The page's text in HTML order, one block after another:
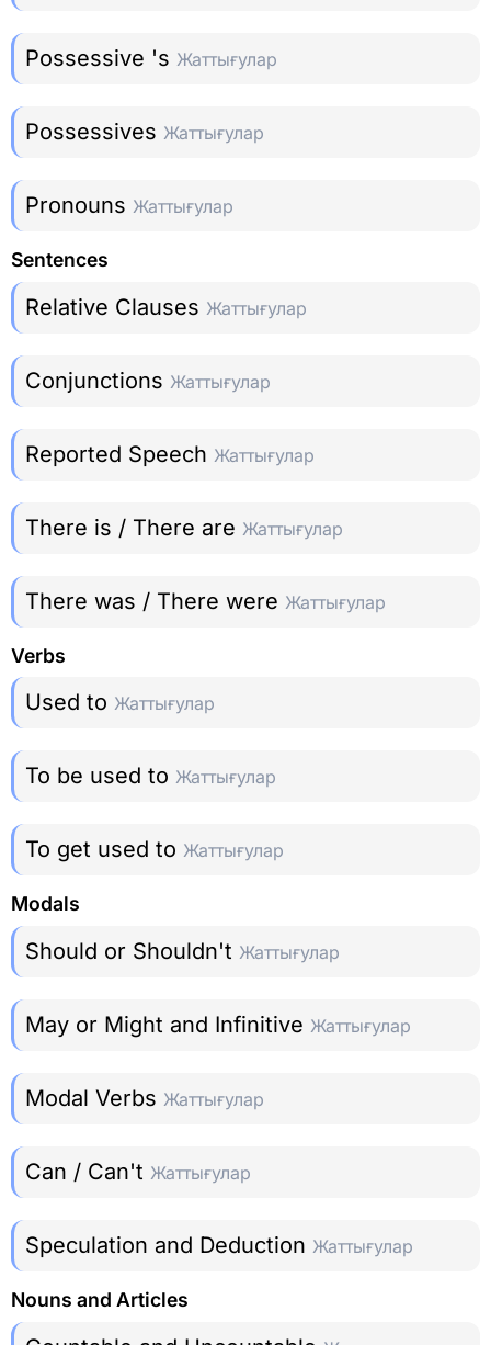
Possessive 's Жаттығулар
Possessives Жаттығулар
Pronouns Жаттығулар
Sentences
Relative Clauses Жаттығулар
Conjunctions Жаттығулар
Reported Speech Жаттығулар
There is / There are Жаттығулар
There was / There were Жаттығулар
Verbs
Used to Жаттығулар
To be used to Жаттығулар
To get used to Жаттығулар
Modals
Should or Shouldn't Жаттығулар
May or Might and Infinitive Жаттығулар
Modal Verbs Жаттығулар
Can / Can't Жаттығулар
Speculation and Deduction Жаттығулар
Nouns and Articles